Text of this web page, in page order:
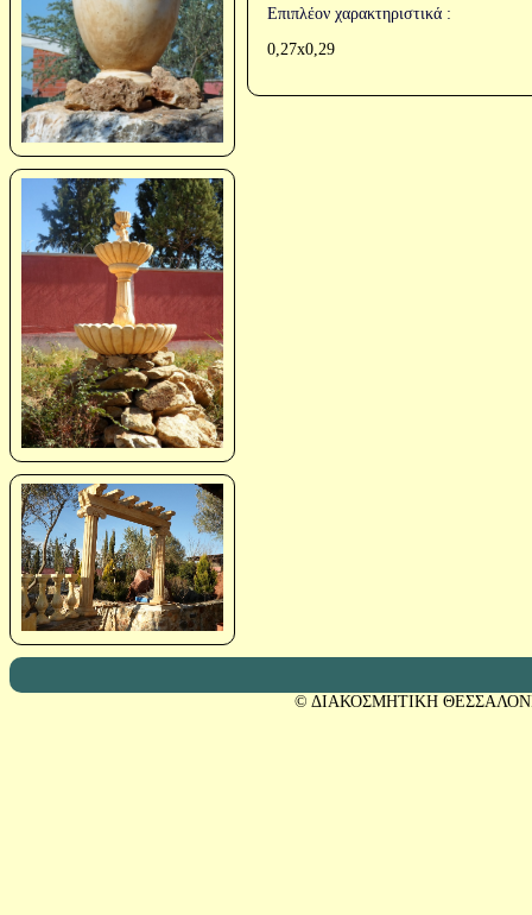
Επιπλέον χαρακτηριστικά :
0,27x0,29
© ΔΙΑΚΟΣΜΗΤΙΚΗ